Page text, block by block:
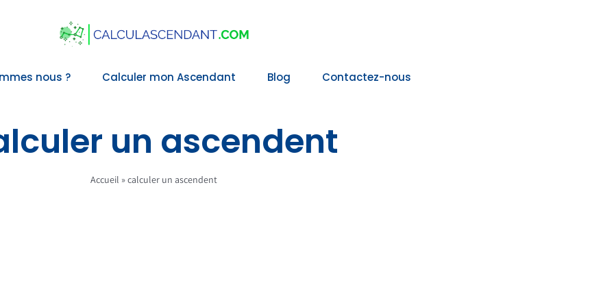
nous ? Calculer mon Ascendant Blog Contactez-nous
un ascendent
Accueil »calculer un ascendent